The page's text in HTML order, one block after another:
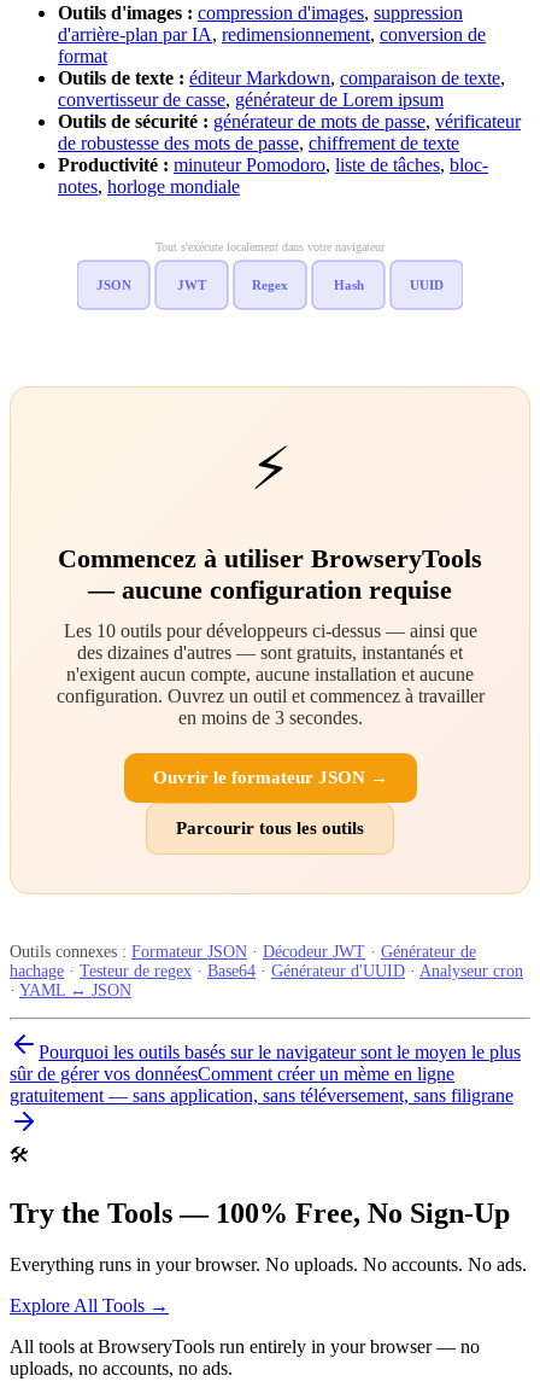
Outils d'images : compression d'images, suppression
d'arrière-plan par IA, redimensionnement, conversion de
format
Outils de texte : éditeur Markdown, comparaison de texte,
convertisseur de casse, générateur de Lorem ipsum
Outils de sécurité : générateur de mots de passe, vérificateur
de robustesse des mots de passe, chiffrement de texte
Productivité : minuteur Pomodoro, liste de tâches, bloc-
notes, horloge mondiale
JSON JWT Regex Hash UUID
Tout s'exécute localement dans votre navigateur
⚡
Commencez à utiliser BrowseryTools
— aucune configuration requise
Les 10 outils pour développeurs ci-dessus — ainsi que
des dizaines d'autres — sont gratuits, instantanés et
n'exigent aucun compte, aucune installation et aucune
configuration. Ouvrez un outil et commencez à travailler
en moins de 3 secondes.
Ouvrir le formateur JSON →
Parcourir tous les outils
Outils connexes : Formateur JSON · Décodeur JWT · Générateur de
hachage · Testeur de regex · Base64 · Générateur d'UUID · Analyseur cron
· YAML ↔ JSON
Pourquoi les outils basés sur le navigateur sont le moyen le plus
sûr de gérer vos donnéesComment créer un mème en ligne
gratuitement — sans application, sans téléversement, sans filigrane
🛠️
Try the Tools — 100% Free, No Sign-Up
Everything runs in your browser. No uploads. No accounts. No ads.
Explore All Tools →
All tools at BrowseryTools run entirely in your browser — no
uploads, no accounts, no ads.